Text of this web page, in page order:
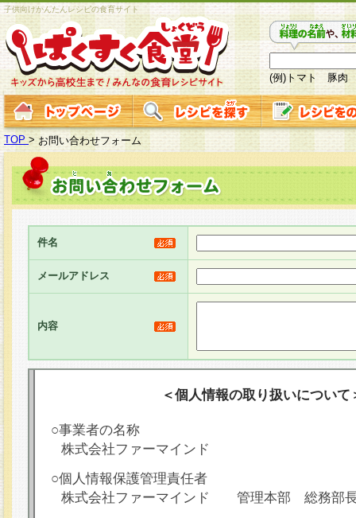
子供向けかんたんレシピの食育サイト
(例)トマト 豚肉
TOP > お問い合わせフォーム
件名
メールアドレス
内容
＜個人情報の取り扱いについて
○事業者の名称
株式会社ファーマインド
○個人情報保護管理責任者
株式会社ファーマインド 管理本部 総務部